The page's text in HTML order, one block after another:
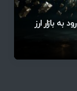
بازار ارز
اهمیت دارد؟
مهم‌ترین
سبز شد
قیمت تتر، بیت‌کوین و اتریوم امروز دوشنبه ۵ مرداد
همه‌چیز
رقابت پنهان دولت‌ها بر سر بیت‌کوین/ ۱۰ کشور برتر
فاز تازه شد
روی